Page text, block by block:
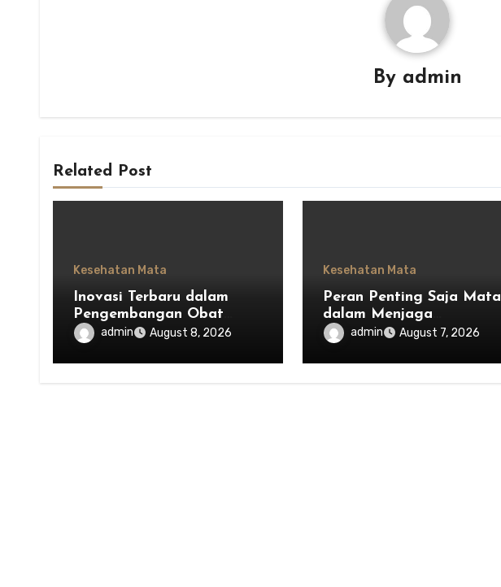
By admin
Related Post
Kesehatan Mata
Inovasi Terbaru dalam
Pengembangan Obat
Mata untuk Menjaga
Kesehatan Mata
admin August 8, 2026
Kesehatan Mata
Peran Penting Saja Mata
dalam Menjaga
Keseimbangan Ekosistem
Indonesia
admin August 7, 2026